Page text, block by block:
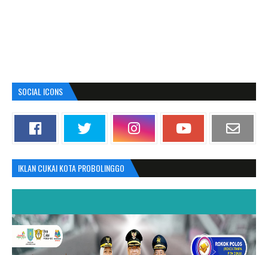
SOCIAL ICONS
IKLAN CUKAI KOTA PROBOLINGGO